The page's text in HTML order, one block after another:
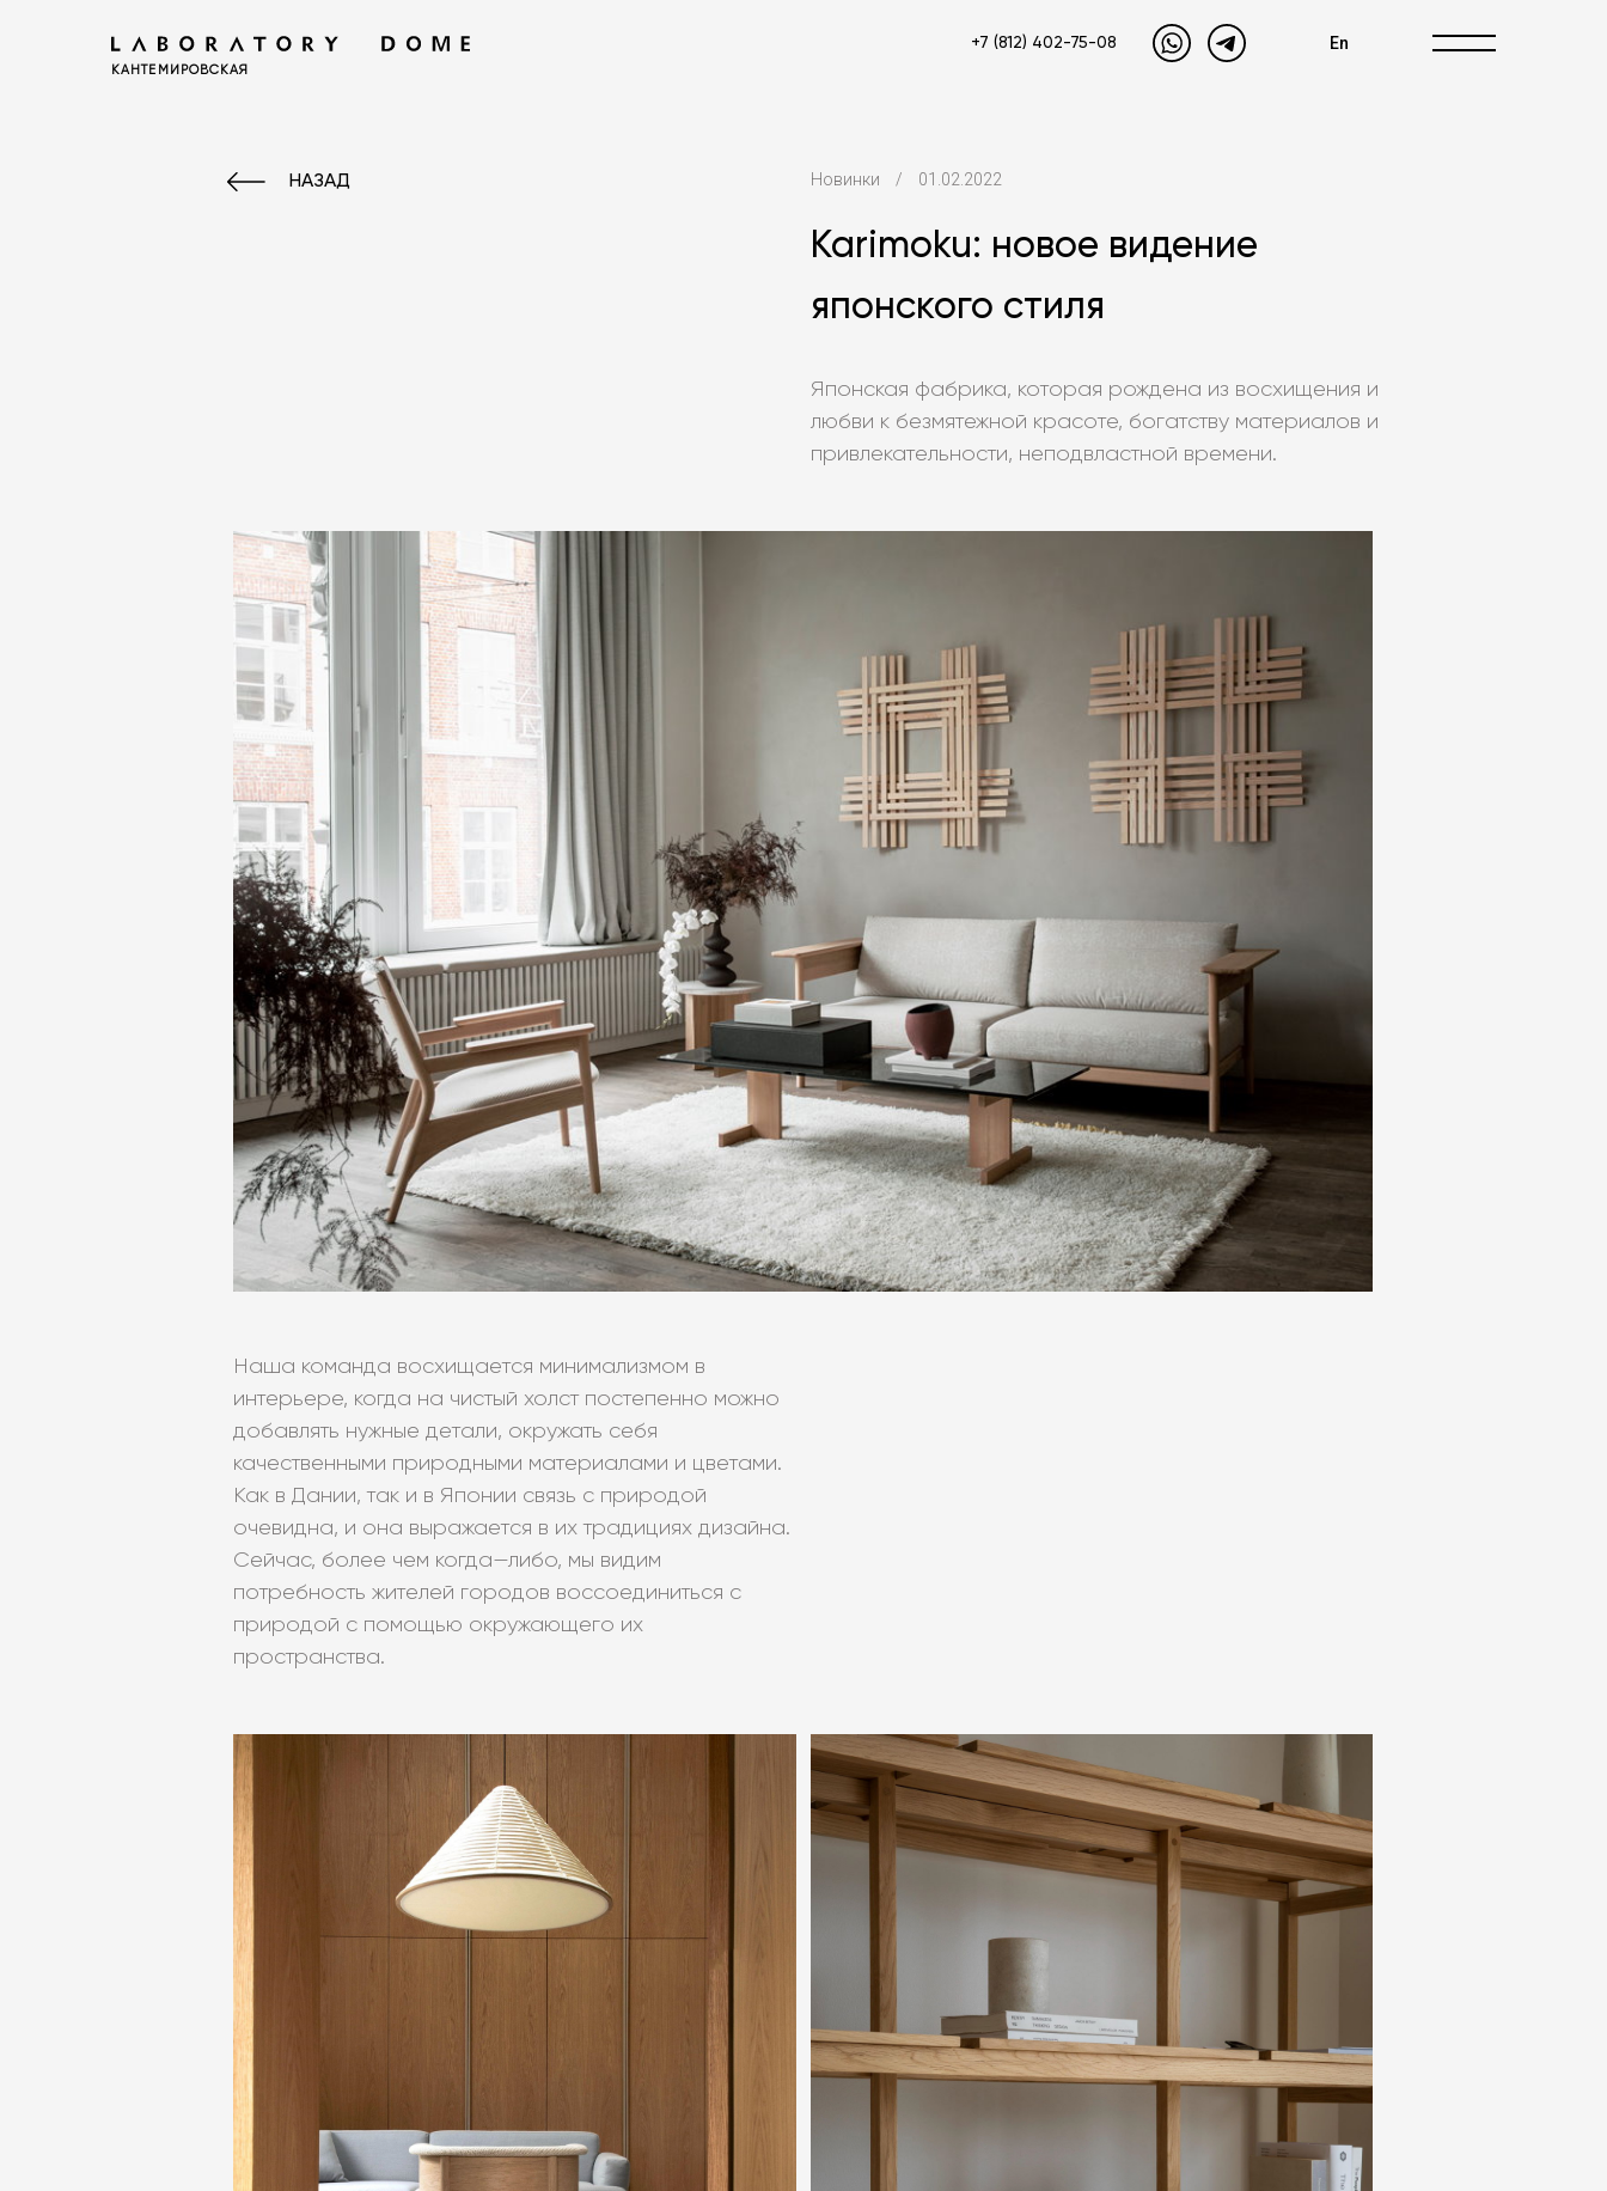
КАНТЕМИРОВСКАЯ
+7 (812) 402-75-08 En
НАЗАД Новинки / 01.02.2022
Karimoku: новое видение
японского стиля
Японская фабрика, которая рождена из восхищения и
любви к безмятежной красоте, богатству материалов и
привлекательности, неподвластной времени.
Наша команда восхищается минимализмом в
интерьере, когда на чистый холст постепенно можно
добавлять нужные детали, окружать себя
качественными природными материалами и цветами.
Как в Дании, так и в Японии связь с природой
очевидна, и она выражается в их традициях дизайна.
Сейчас, более чем когда—либо, мы видим
потребность жителей городов воссоединиться с
природой с помощью окружающего их
пространства.